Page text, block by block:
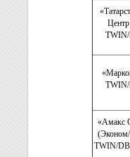
Центр
«Амакс
(Эконом/
TWIN/